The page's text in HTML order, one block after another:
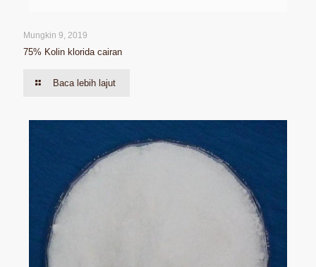
Mungkin 9, 2019
75% Kolin klorida cairan
Baca lebih lajut